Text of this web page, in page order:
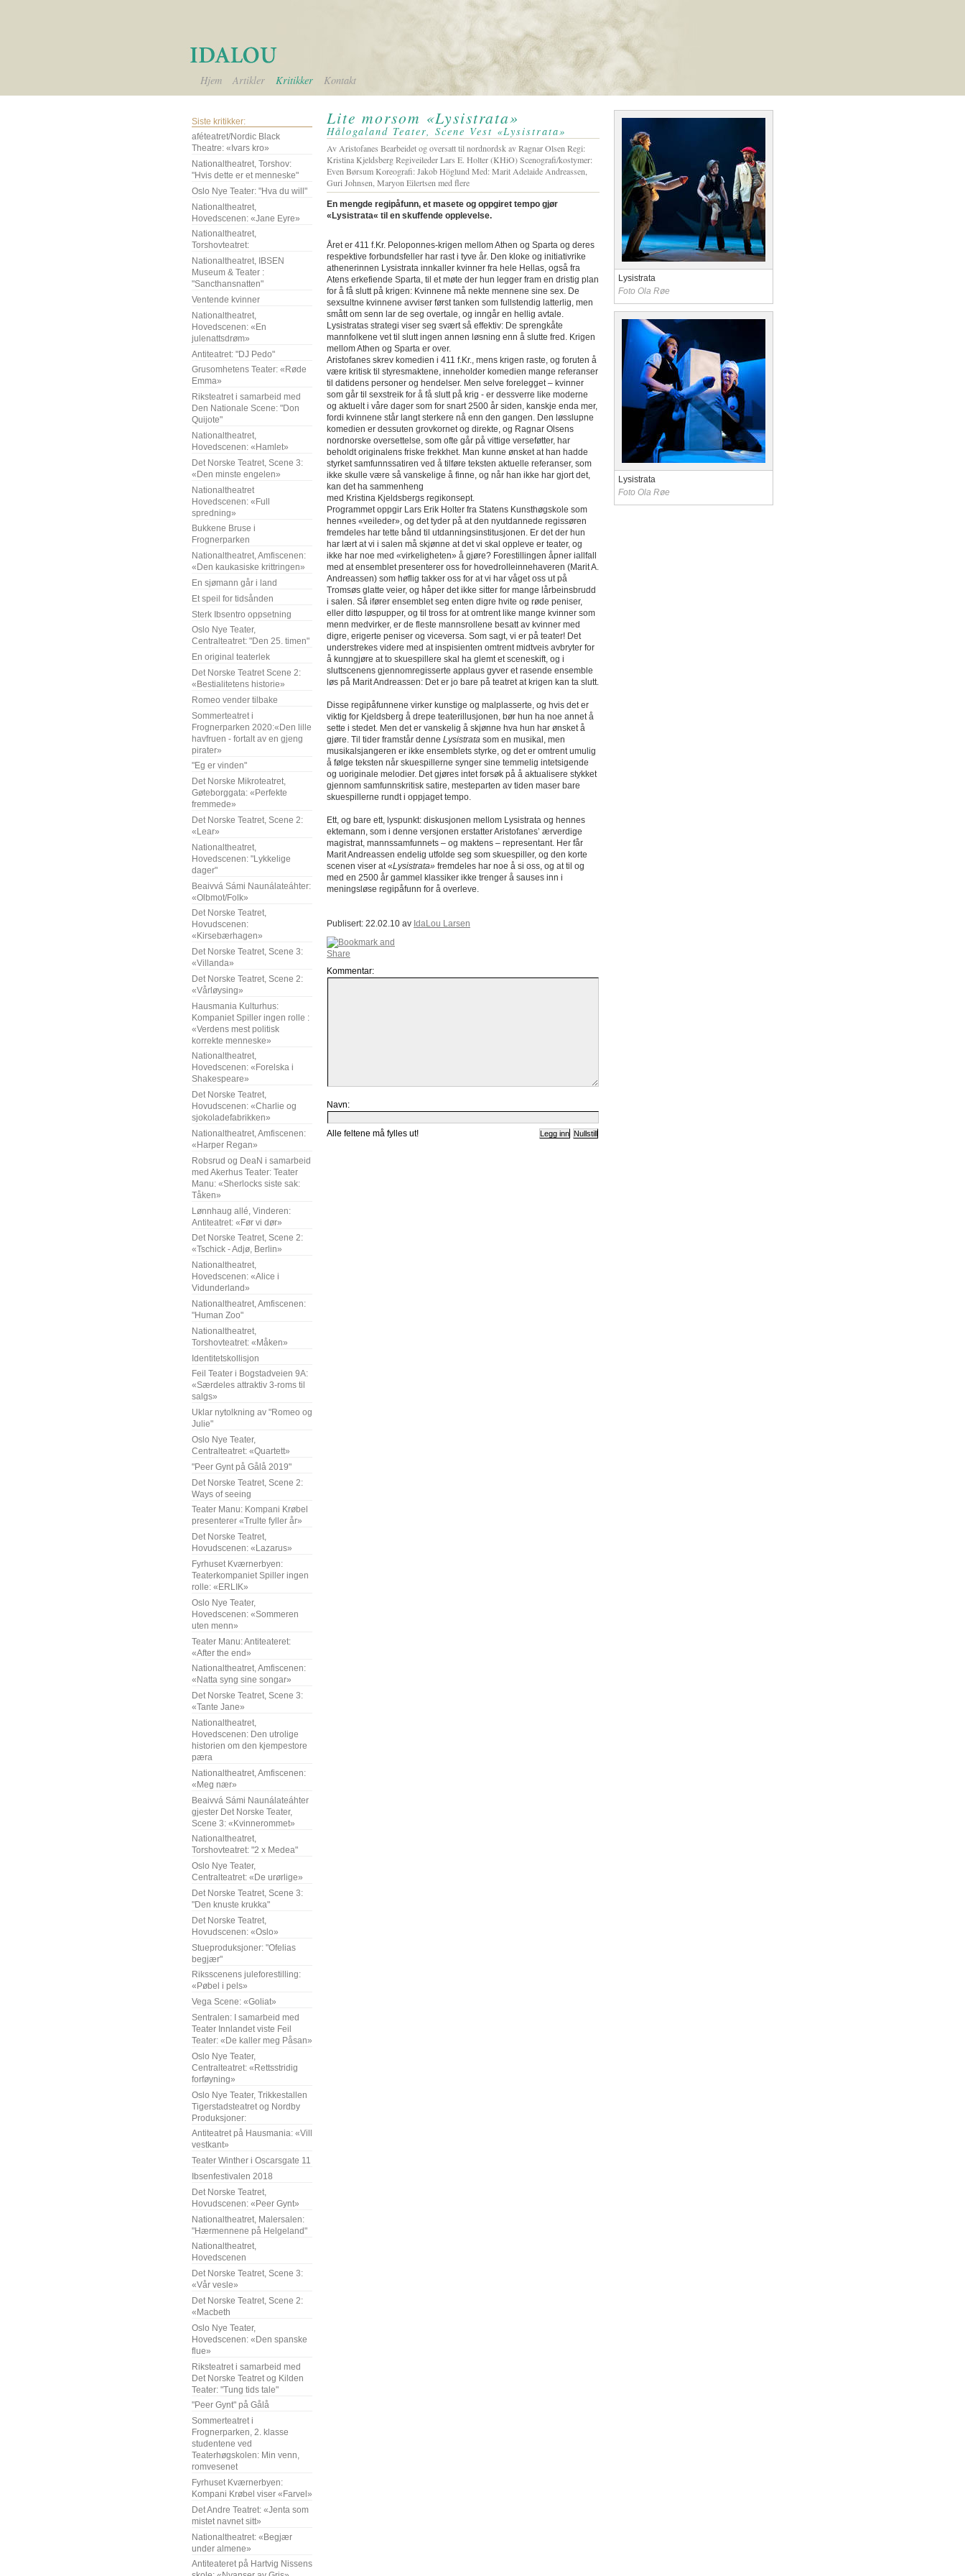
Hjem Artikler Kritikker Kontakt
Siste kritikker:
aféteatret/Nordic Black
Theatre: «Ivars kro»
Nationaltheatret, Torshov:
"Hvis dette er et menneske"
Oslo Nye Teater: "Hva du will"
Nationaltheatret,
Hovedscenen: «Jane Eyre»
Nationaltheatret,
Torshovteatret:
Nationaltheatret, IBSEN
Museum & Teater :
"Sancthansnatten"
Ventende kvinner
Nationaltheatret,
Hovedscenen: «En
julenattsdrøm»
Antiteatret: "DJ Pedo"
Grusomhetens Teater: «Røde
Emma»
Riksteatret i samarbeid med
Den Nationale Scene: "Don
Quijote"
Nationaltheatret,
Hovedscenen: «Hamlet»
Det Norske Teatret, Scene 3:
«Den minste engelen»
Nationaltheatret
Hovedscenen: «Full
spredning»
Bukkene Bruse i
Frognerparken
Nationaltheatret, Amfiscenen:
«Den kaukasiske krittringen»
En sjømann går i land
Et speil for tidsånden
Sterk Ibsentro oppsetning
Oslo Nye Teater,
Centralteatret: "Den 25. timen"
En original teaterlek
Det Norske Teatret Scene 2:
«Bestialitetens historie»
Romeo vender tilbake
Sommerteatret i
Frognerparken 2020:«Den lille
havfruen - fortalt av en gjeng
pirater»
"Eg er vinden"
Det Norske Mikroteatret,
Gøteborggata: «Perfekte
fremmede»
Det Norske Teatret, Scene 2:
«Lear»
Nationaltheatret,
Hovedscenen: "Lykkelige
dager"
Beaivvá Sámi Naunálateáhter:
«Olbmot/Folk»
Det Norske Teatret,
Hovudscenen:
«Kirsebærhagen»
Det Norske Teatret, Scene 3:
«Villanda»
Det Norske Teatret, Scene 2:
«Vårløysing»
Hausmania Kulturhus:
Kompaniet Spiller ingen rolle :
«Verdens mest politisk
korrekte menneske»
Nationaltheatret,
Hovedscenen: «Forelska i
Shakespeare»
Det Norske Teatret,
Hovudscenen: «Charlie og
sjokoladefabrikken»
Nationaltheatret, Amfiscenen:
«Harper Regan»
Robsrud og DeaN i samarbeid
med Akerhus Teater: Teater
Manu: «Sherlocks siste sak:
Tåken»
Lønnhaug allé, Vinderen:
Antiteatret: «Før vi dør»
Det Norske Teatret, Scene 2:
«Tschick - Adjø, Berlin»
Nationaltheatret,
Hovedscenen: «Alice i
Vidunderland»
Nationaltheatret, Amfiscenen:
"Human Zoo"
Nationaltheatret,
Torshovteatret: «Måken»
Identitetskollisjon
Feil Teater i Bogstadveien 9A:
«Særdeles attraktiv 3-roms til
salgs»
Uklar nytolkning av "Romeo og
Julie"
Oslo Nye Teater,
Centralteatret: «Quartett»
"Peer Gynt på Gålå 2019"
Det Norske Teatret, Scene 2:
Ways of seeing
Teater Manu: Kompani Krøbel
presenterer «Trulte fyller år»
Det Norske Teatret,
Hovudscenen: «Lazarus»
Fyrhuset Kværnerbyen:
Teaterkompaniet Spiller ingen
rolle: «ERLIK»
Oslo Nye Teater,
Hovedscenen: «Sommeren
uten menn»
Teater Manu: Antiteateret:
«After the end»
Nationaltheatret, Amfiscenen:
«Natta syng sine songar»
Det Norske Teatret, Scene 3:
«Tante Jane»
Nationaltheatret,
Hovedscenen: Den utrolige
historien om den kjempestore
pæra
Nationaltheatret, Amfiscenen:
«Meg nær»
Beaivvá Sámi Naunálateáhter
gjester Det Norske Teater,
Scene 3: «Kvinnerommet»
Nationaltheatret,
Torshovteatret: "2 x Medea"
Oslo Nye Teater,
Centralteatret: «De urørlige»
Det Norske Teatret, Scene 3:
"Den knuste krukka"
Det Norske Teatret,
Hovudscenen: «Oslo»
Stueproduksjoner: "Ofelias
begjær"
Riksscenens juleforestilling:
«Pøbel i pels»
Vega Scene: «Goliat»
Sentralen: I samarbeid med
Teater Innlandet viste Feil
Teater: «De kaller meg Påsan»
Oslo Nye Teater,
Centralteatret: «Rettsstridig
forføyning»
Oslo Nye Teater, Trikkestallen
Tigerstadsteatret og Nordby
Produksjoner:
Antiteatret på Hausmania: «Vill
vestkant»
Teater Winther i Oscarsgate 11
Ibsenfestivalen 2018
Det Norske Teatret,
Hovudscenen: «Peer Gynt»
Nationaltheatret, Malersalen:
"Hærmennene på Helgeland"
Nationaltheatret,
Hovedscenen
Det Norske Teatret, Scene 3:
«Vår vesle»
Det Norske Teatret, Scene 2:
«Macbeth
Oslo Nye Teater,
Hovedscenen: «Den spanske
flue»
Riksteatret i samarbeid med
Det Norske Teatret og Kilden
Teater: "Tung tids tale"
"Peer Gynt" på Gålå
Sommerteatret i
Frognerparken, 2. klasse
studentene ved
Teaterhøgskolen: Min venn,
romvesenet
Fyrhuset Kværnerbyen:
Kompani Krøbel viser «Farvel»
Det Andre Teatret: «Jenta som
mistet navnet sitt»
Nationaltheatret: «Begjær
under almene»
Antiteateret på Hartvig Nissens
Lite morsom «Lysistrata»
Hålogaland Teater, Scene Vest «Lysistrata»
Av Aristofanes Bearbeidet og oversatt til nordnordsk av Ragnar Olsen Regi:
Kristina Kjeldsberg Regiveileder Lars E. Holter (KHiO) Scenografi/kostymer:
Even Børsum Koreografi: Jakob Höglund Med: Marit Adelaide Andreassen,
Guri Johnsen, Maryon Eilertsen med flere
En mengde regipåfunn, et masete og oppgiret tempo gjør
«Lysistrata« til en skuffende opplevelse.
Året er 411 f.Kr. Peloponnes-krigen mellom Athen og Sparta og deres
respektive forbundsfeller har rast i tyve år. Den kloke og initiativrike
athenerinnen Lysistrata innkaller kvinner fra hele Hellas, også fra
Atens erkefiende Sparta, til et møte der hun legger fram en dristig plan
for å få slutt på krigen: Kvinnene må nekte mennene sine sex. De
sexsultne kvinnene avviser først tanken som fullstendig latterlig, men
smått om senn lar de seg overtale, og inngår en hellig avtale.
Lysistratas strategi viser seg svært så effektiv: De sprengkåte
mannfolkene vet til slutt ingen annen løsning enn å slutte fred. Krigen
mellom Athen og Sparta er over.
Aristofanes skrev komedien i 411 f.Kr., mens krigen raste, og foruten å
være kritisk til styresmaktene, inneholder komedien mange referanser
til datidens personer og hendelser. Men selve forelegget – kvinner
som går til sexstreik for å få slutt på krig - er dessverre like moderne
og aktuelt i våre dager som for snart 2500 år siden, kanskje enda mer,
fordi kvinnene står langt sterkere nå enn den gangen. Den løsslupne
komedien er dessuten grovkornet og direkte, og Ragnar Olsens
nordnorske oversettelse, som ofte går på vittige verseføtter, har
beholdt originalens friske frekkhet. Man kunne ønsket at han hadde
styrket samfunnssatiren ved å tilføre teksten aktuelle referanser, som
ikke skulle være så vanskelige å finne, og når han ikke har gjort det,
kan det ha sammenheng
med Kristina Kjeldsbergs regikonsept.
Programmet oppgir Lars Erik Holter fra Statens Kunsthøgskole som
hennes «veileder», og det tyder på at den nyutdannede regissøren
fremdeles har tette bånd til utdanningsinstitusjonen. Er det der hun
har lært at vi i salen må skjønne at det vi skal oppleve er teater, og
ikke har noe med «virkeligheten» å gjøre? Forestillingen åpner iallfall
med at ensemblet presenterer oss for hovedrolleinnehaveren (Marit A.
Andreassen) som høflig takker oss for at vi har våget oss ut på
Tromsøs glatte veier, og håper det ikke sitter for mange lårbeinsbrudd
i salen. Så ifører ensemblet seg enten digre hvite og røde peniser,
eller ditto løspupper, og til tross for at omtrent like mange kvinner som
menn medvirker, er de fleste mannsrollene besatt av kvinner med
digre, erigerte peniser og viceversa. Som sagt, vi er på teater! Det
understrekes videre med at inspisienten omtrent midtveis avbryter for
å kunngjøre at to skuespillere skal ha glemt et sceneskift, og i
sluttscenens gjennomregisserte applaus gyver et rasende ensemble
løs på Marit Andreassen: Det er jo bare på teatret at krigen kan ta slutt.
Disse regipåfunnene virker kunstige og malplasserte, og hvis det er
viktig for Kjeldsberg å drepe teaterillusjonen, bør hun ha noe annet å
sette i stedet. Men det er vanskelig å skjønne hva hun har ønsket å
gjøre. Til tider framstår denne Lysistrata som en musikal, men
musikalsjangeren er ikke ensemblets styrke, og det er omtrent umulig
å følge teksten når skuespillerne synger sine temmelig intetsigende
og uoriginale melodier. Det gjøres intet forsøk på å aktualisere stykket
gjennom samfunnskritisk satire, mesteparten av tiden maser bare
skuespillerne rundt i oppjaget tempo.
Ett, og bare ett, lyspunkt: diskusjonen mellom Lysistrata og hennes
ektemann, som i denne versjonen erstatter Aristofanes’ ærverdige
magistrat, mannssamfunnets – og maktens – representant. Her får
Marit Andreassen endelig utfolde seg som skuespiller, og den korte
scenen viser at «Lysistrata» fremdeles har noe å si oss, og at til og
med en 2500 år gammel klassiker ikke trenger å sauses inn i
meningsløse regipåfunn for å overleve.
Publisert: 22.02.10 av IdaLou Larsen
Kommentar:
Navn:
Alle feltene må fylles ut!
Lysistrata
Foto Ola Røe
Lysistrata
Foto Ola Røe